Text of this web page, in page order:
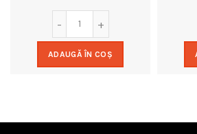
ADAUGĂ ÎN COȘ